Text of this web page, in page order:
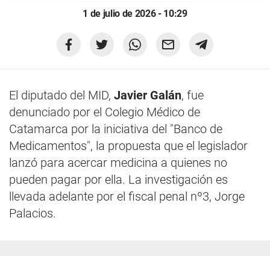
1 de julio de 2026 - 10:29
El diputado del MID, Javier Galán, fue
denunciado por el Colegio Médico de
Catamarca por la iniciativa del "Banco de
Medicamentos", la propuesta que el legislador
lanzó para acercar medicina a quienes no
pueden pagar por ella. La investigación es
llevada adelante por el fiscal penal nº3, Jorge
Palacios.